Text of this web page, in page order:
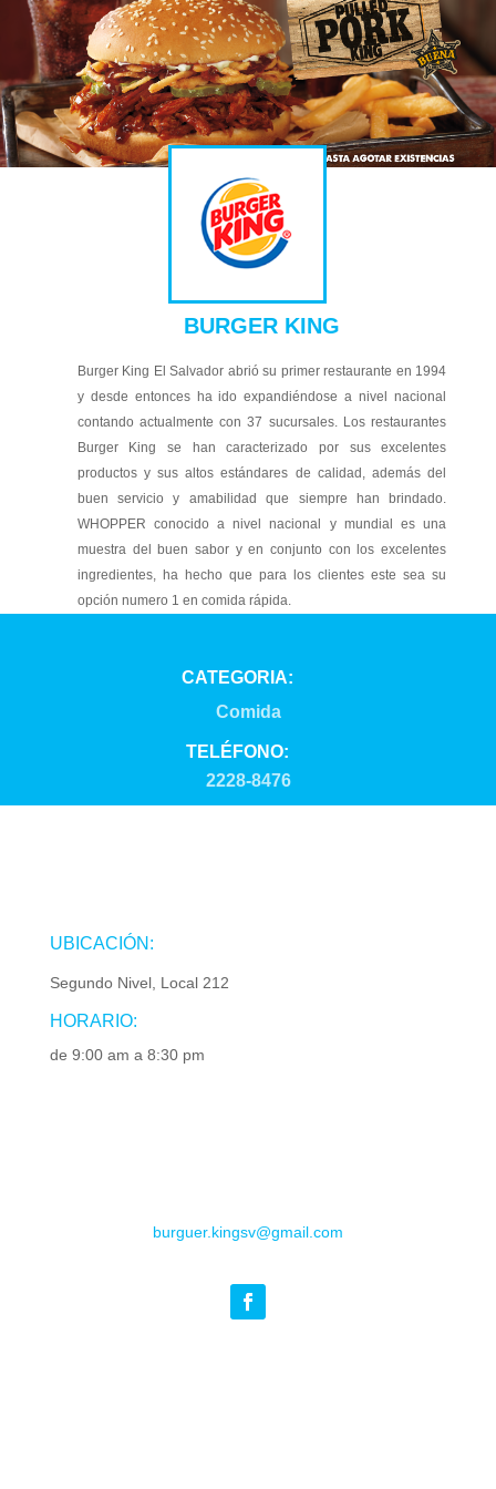
BURGER KING
Burger King El Salvador abrió su primer restaurante en 1994
y desde entonces ha ido expandiéndose a nivel nacional
contando actualmente con 37 sucursales. Los restaurantes
Burger King se han caracterizado por sus excelentes
productos y sus altos estándares de calidad, además del
buen servicio y amabilidad que siempre han brindado.
WHOPPER conocido a nivel nacional y mundial es una
muestra del buen sabor y en conjunto con los excelentes
ingredientes, ha hecho que para los clientes este sea su
opción numero 1 en comida rápida.
CATEGORIA:
Comida
TELÉFONO:
2228-8476
UBICACIÓN:
Segundo Nivel, Local 212
HORARIO:
de 9:00 am a 8:30 pm
burguer.kingsv@gmail.com